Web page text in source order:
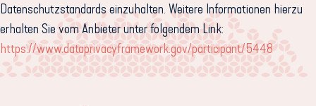
Datenschutzstandards einzuhalten. Weitere Informationen hierzu
erhalten Sie vom Anbieter unter folgendem Link:
https://www.dataprivacyframework.gov/participant/5448